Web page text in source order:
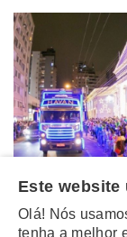
Este website
Olá! Nós
tenha a melhor